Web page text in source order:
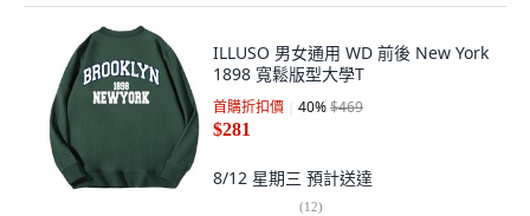
ILLUSO 男女通用 WD 前後 New York
1898 寬鬆版型大學T
首購折扣價 40%$469
$281
8/12 星期三 預計送達
(12)